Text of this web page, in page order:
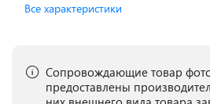
Все характеристики
Сопровождающие товар
предоставлены